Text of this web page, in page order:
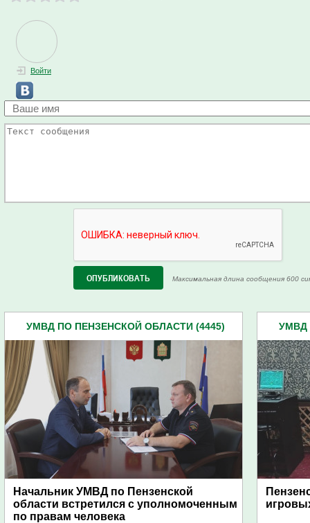
Войти
Максимальная длина сообщения 600
УМВД ПО ПЕНЗЕНСКОЙ ОБЛАСТИ (4445)
Начальник УМВД по Пензенской
области встретился с уполномоченным
по правам человека
УМВД